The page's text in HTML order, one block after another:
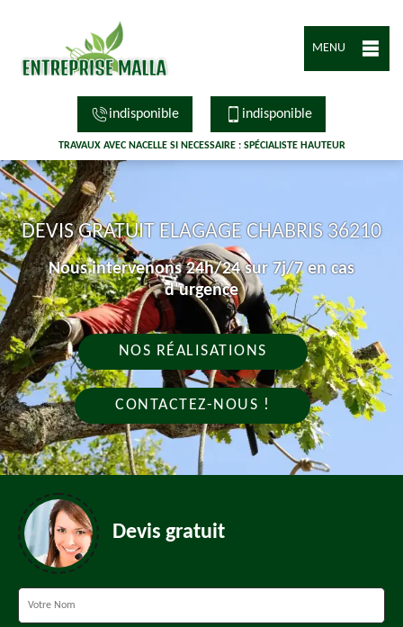
MENU
indisponible indisponible
TRAVAUX AVEC NACELLE SI NECESSAIRE : SPÉCIALISTE HAUTEUR
DEVIS GRATUIT ELAGAGE CHABRIS 36210
Nous intervenons 24h/24 sur 7j/7 en cas
d'urgence
NOS RÉALISATIONS
CONTACTEZ-NOUS !
Devis gratuit